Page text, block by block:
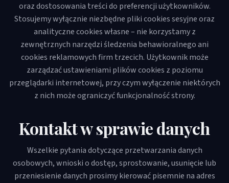
oraz dostosowania treści do preferencji użytkowników.
Stosujemy wyłącznie niezbędne pliki cookies sesyjne oraz
analityczne cookies własne – nie korzystamy z
zewnętrznych narzędzi śledzenia behawioralnego ani
cookies reklamowych firm trzecich. Użytkownik może
zarządzać ustawieniami plików cookies z poziomu
przeglądarki internetowej, przy czym wyłączenie niektórych
z nich może ograniczyć funkcjonalność strony.
Kontakt w sprawie danych
Wszelkie pytania dotyczące przetwarzania danych
osobowych, wnioski o dostęp, sprostowanie, usunięcie lub
przeniesienie danych prosimy kierować pisemnie na adres